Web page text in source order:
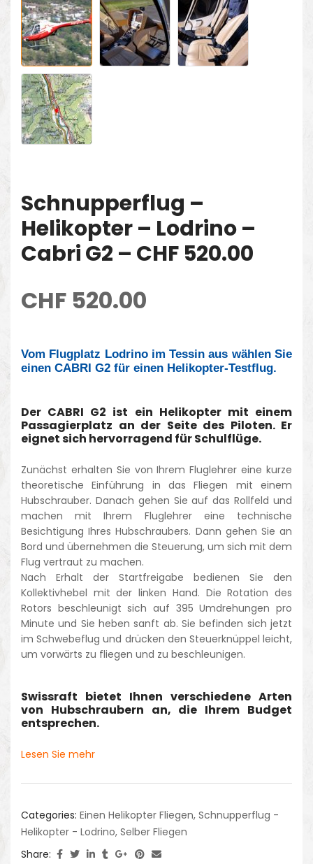
Schnupperflug –
Helikopter – Lodrino –
Cabri G2 – CHF 520.00
CHF 520.00
Vom Flugplatz Lodrino im Tessin aus wählen Sie
einen CABRI G2 für einen Helikopter-Testflug.
Der CABRI G2 ist ein Helikopter mit einem
Passagierplatz an der Seite des Piloten. Er
eignet sich hervorragend für Schulflüge.
Zunächst erhalten Sie von Ihrem Fluglehrer eine kurze
theoretische Einführung in das Fliegen mit einem
Hubschrauber. Danach gehen Sie auf das Rollfeld und
machen mit Ihrem Fluglehrer eine technische
Besichtigung Ihres Hubschraubers. Dann gehen Sie an
Bord und übernehmen die Steuerung, um sich mit dem
Flug vertraut zu machen.
Nach Erhalt der Startfreigabe bedienen Sie den
Kollektivhebel mit der linken Hand. Die Rotation des
Rotors beschleunigt sich auf 395 Umdrehungen pro
Minute und Sie heben sanft ab. Sie befinden sich jetzt
im Schwebeflug und drücken den Steuerknüppel leicht,
um vorwärts zu fliegen und zu beschleunigen.
Swissraft bietet Ihnen verschiedene Arten
von Hubschraubern an, die Ihrem Budget
entsprechen.
Lesen Sie mehr
Categories: Einen Helikopter Fliegen, Schnupperflug -
Helikopter - Lodrino, Selber Fliegen
Share: